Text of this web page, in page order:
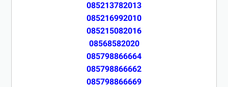
085213782013
085216992010
085215082016
08568582020
085798866664
085798866662
085798866669